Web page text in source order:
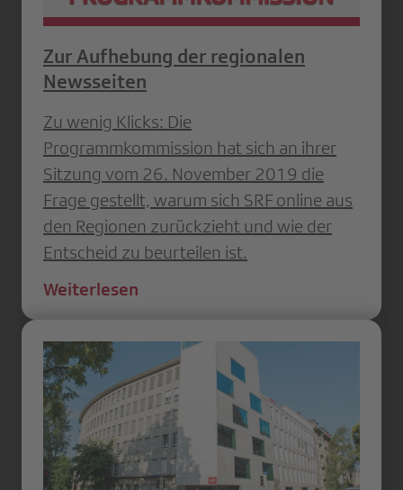
Zur Aufhebung der regionalen
Newsseiten
Zu wenig Klicks: Die
Programmkommission hat sich an ihrer
Sitzung vom 26. November 2019 die
Frage gestellt, warum sich SRF online aus
den Regionen zurückzieht und wie der
Entscheid zu beurteilen ist.
Weiterlesen